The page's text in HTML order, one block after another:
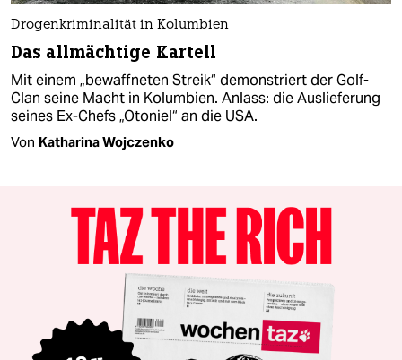
Drogenkriminalität in Kolumbien
Das allmächtige Kartell
Mit einem „bewaffneten Streik“ demonstriert der Golf-
Clan seine Macht in Kolumbien. Anlass: die Auslieferung
seines Ex-Chefs „Otoniel“ an die USA.
Von Katharina Wojczenko